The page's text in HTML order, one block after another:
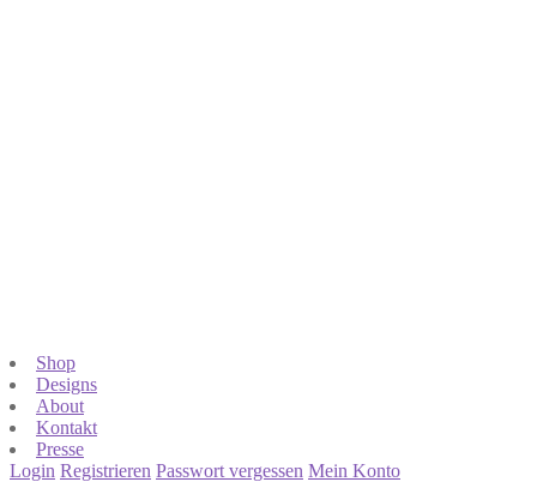
Shop
Designs
About
Kontakt
Presse
Login Registrieren Passwort vergessen Mein Konto